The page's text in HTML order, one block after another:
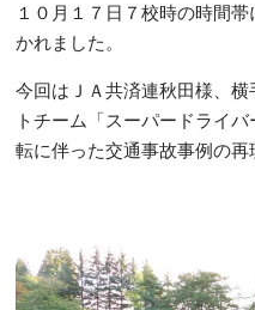
１０月１７日７校時の時間
かれました。
今回はＪＡ共済連秋田様、
トチーム「スーパードライ
転に伴った交通事故事例の再